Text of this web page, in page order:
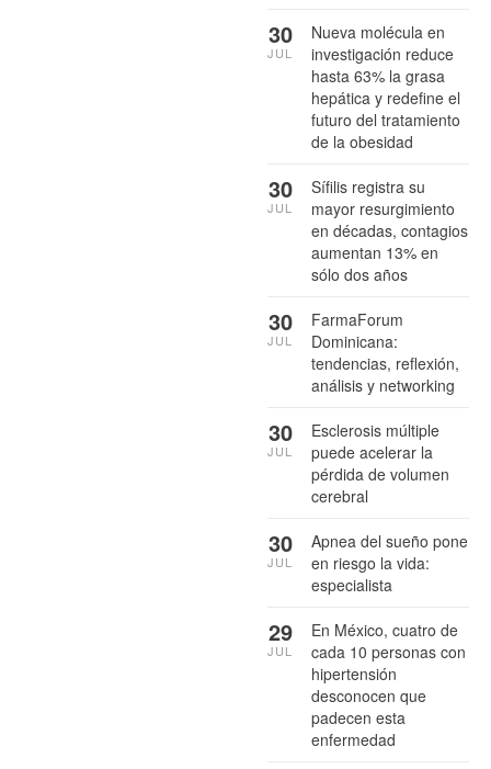
Nueva molécula en
investigación reduce
hasta 63% la grasa
hepática y redefine el
futuro del tratamiento
de la obesidad
30
JUL
Sífilis registra su
mayor resurgimiento
en décadas, contagios
aumentan 13% en
sólo dos años
30
JUL
FarmaForum
Dominicana:
tendencias, reflexión,
análisis y networking
30
JUL
Esclerosis múltiple
puede acelerar la
pérdida de volumen
cerebral
30
JUL
Apnea del sueño pone
en riesgo la vida:
especialista
30
JUL
En México, cuatro de
cada 10 personas con
hipertensión
desconocen que
padecen esta
enfermedad
29
JUL